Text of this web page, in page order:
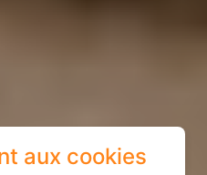
aux cookies